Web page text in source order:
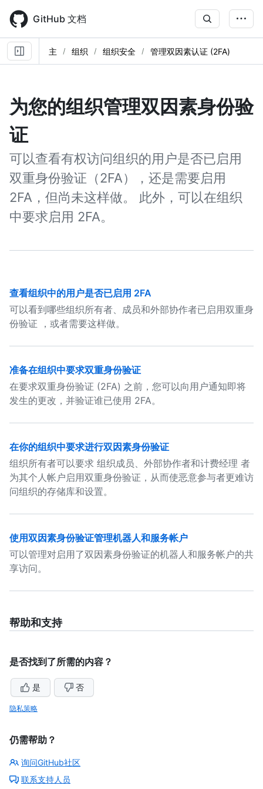
main
content
GitHub 文档
主 组织 组织安全 管理双因素认证 (2FA)
为您的组织管理双因素身份验
证
可以查看有权访问组织的用户是否已启用
双重身份验证（2FA），还是需要启用
2FA，但尚未这样做。 此外，可以在组织
中要求启用 2FA。
查看组织中的用户是否已启用 2FA
可以看到哪些组织所有者、成员和外部协作者已启用双重身
份验证 ，或者需要这样做。
准备在组织中要求双重身份验证
在要求双重身份验证 (2FA) 之前，您可以向用户通知即将
发生的更改，并验证谁已使用 2FA。
在你的组织中要求进行双因素身份验证
组织所有者可以要求 组织成员、外部协作者和计费经理 者
为其个人帐户启用双重身份验证，从而使恶意参与者更难访
问组织的存储库和设置。
使用双因素身份验证管理机器人和服务帐户
可以管理对启用了双因素身份验证的机器人和服务帐户的共
享访问。
帮助和支持
是否找到了所需的内容？
是 否
隐私策略
仍需帮助？
询问GitHub社区
联系支持人员